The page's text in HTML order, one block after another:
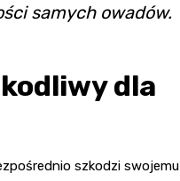
samych owadów.
dla
szkodzi swojemu